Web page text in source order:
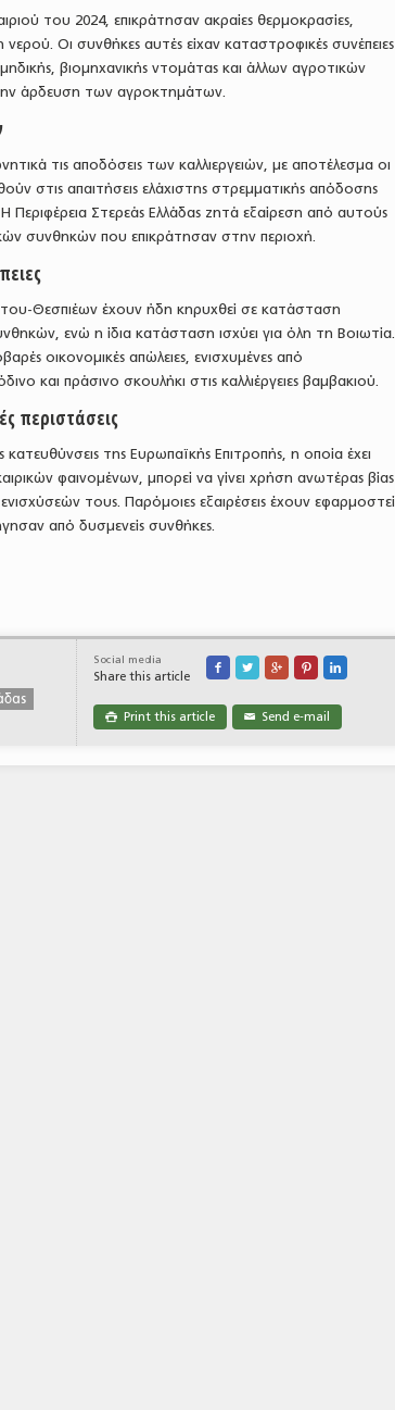
του 2024, επικράτησαν ακραίες θερμοκρασίες,
Οι συνθήκες αυτές είχαν καταστροφικές συνέπειες
βιομηχανικής ντομάτας και άλλων αγροτικών
άρδευση των αγροκτημάτων.
τις αποδόσεις των καλλιεργειών, με αποτέλεσμα οι
στις απαιτήσεις ελάχιστης στρεμματικής απόδοσης
Περιφέρεια Στερεάς Ελλάδας ζητά εξαίρεση από αυτούς
συνθηκών που επικράτησαν στην περιοχή.
Θεσπιέων έχουν ήδη κηρυχθεί σε κατάσταση
ενώ η ίδια κατάσταση ισχύει για όλη τη Βοιωτία.
οικονομικές απώλειες, ενισχυμένες από
και πράσινο σκουλήκι στις καλλιέργειες βαμβακιού.
περιστάσεις
κατευθύνσεις της Ευρωπαϊκής Επιτροπής, η οποία έχει
φαινομένων, μπορεί να γίνει χρήση ανωτέρας βίας
τους. Παρόμοιες εξαιρέσεις έχουν εφαρμοστεί
από δυσμενείς συνθήκες.
Social media
Share this article
    
 Print this article ✉ Send e-mail